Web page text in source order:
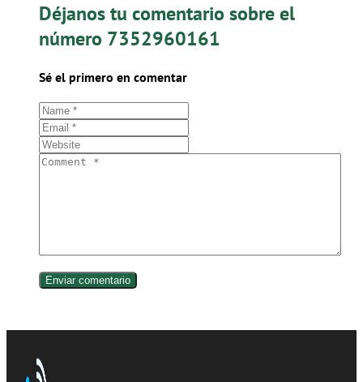
Déjanos tu comentario sobre el
número 7352960161
Sé el primero en comentar